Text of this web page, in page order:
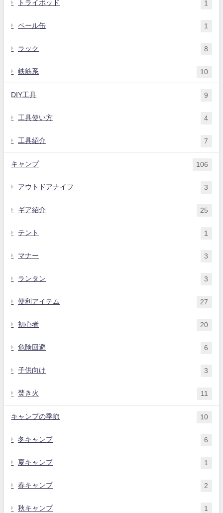
トライポッド 1
ペール缶 1
ラック 8
鉄筋系 10
DIY工具 9
工具使い方 4
工具紹介 7
キャンプ 106
アウトドアナイフ 3
ギア紹介 25
テント 1
マナー 3
ランタン 3
便利アイテム 27
初心者 20
危険回避 6
子供向け 3
焚き火 11
キャンプの季節 10
冬キャンプ 6
夏キャンプ 1
春キャンプ 2
秋キャンプ 1